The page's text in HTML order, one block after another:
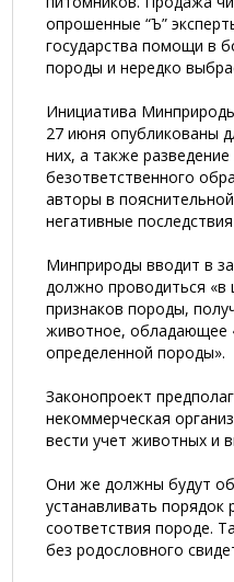
опрошенные “Ъ”
государства помощи в
породы и нередко
Инициатива
27 июня опубликованы
них, а также
безответственного
авторы в
негативные
Минприроды вводит в
должно проводиться «в
признаков породы,
животное, обладающее
определенной породы».
Законопроект
некоммерческая
вести учет животных и
Они же должны будут
устанавливать порядок
соответствия породе.
без родословного